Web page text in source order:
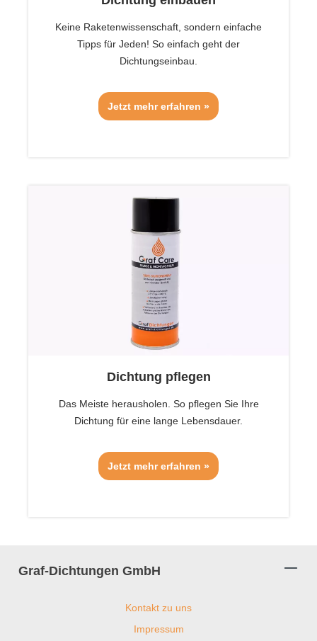
Keine Raketenwissenschaft, sondern einfache
Tipps für Jeden! So einfach geht der
Dichtungseinbau.
Jetzt mehr erfahren »
Dichtung pflegen
Das Meiste herausholen. So pflegen Sie Ihre
Dichtung für eine lange Lebensdauer.
Jetzt mehr erfahren »
Graf-Dichtungen GmbH
Kontakt zu uns
Impressum